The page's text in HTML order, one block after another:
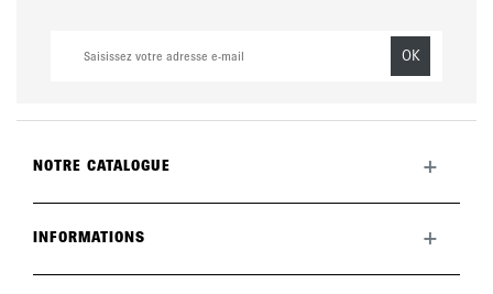
OK
NOTRE CATALOGUE +
La marque
INFORMATIONS +